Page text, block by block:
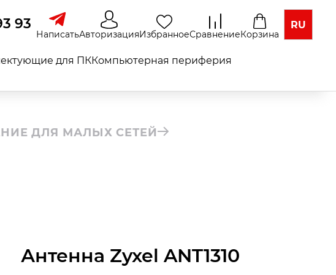
93
НаписатьАвторизацияИзбранноеСравнениеКорзина
RU
для ПККомпьютерная периферия
ДЛЯ МАЛЫХ СЕТЕЙ
Антенна Zyxel ANT1310